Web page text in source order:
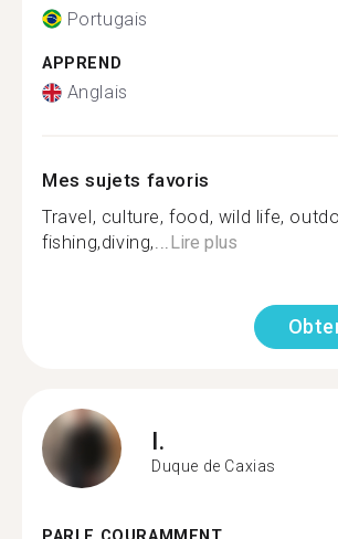
Portugais
APPREND
Anglais
Mes sujets favoris
Travel, culture, food, wild life,
fishing,diving,...Lire plus
I.
Duque de Caxias